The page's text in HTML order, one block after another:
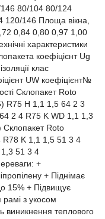
80/104 80/124
146 Площа вікна,
0,84 0,80 0,97 1,00
характеристики
коефіцієнт Ug
клас
UW коефіцієнт№
Склопакет Roto
R75 H 1,1 1,5 64 2 3
2 4 R75 K WD 1,1 1,3
Roto
K 1,1 1,5 51 3 4
51 3 4
+
+ Піднімає
15% + Підвищує
рамі з укосом
виникнення теплового